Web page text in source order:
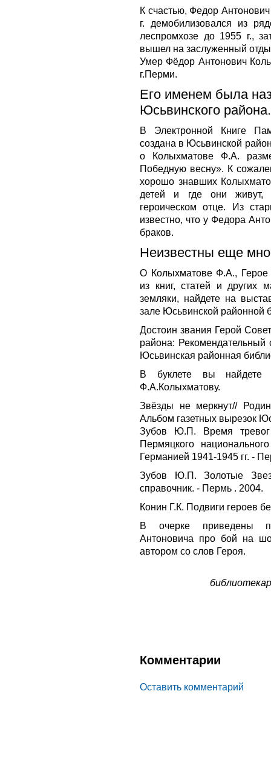
К счастью, Федор
г. демобилизовался из
леспромхозе до 1955 г.,
вышел на заслуженный
Умер Фёдор Антонович
г.Перми.
Его именем была
Юсьвинского района.
В Электронной Книге
создана в Юсьвинской
о Колыхматове Ф.А.
Победную весну». К
хорошо знавших
детей и где они живут,
героическом отце. Из
известно, что у Федора
браков.
Неизвестны еще
О Колыхматове Ф.А., Герое
из книг, статей и других
земляки, найдете на
зале Юсьвинской районной
Достоин звания Герой
района:
Юсьвинская районная
В буклете вы найдете
Ф.А.Колыхматову.
Звёзды не меркнут//
Альбом газетных вырезок
Зубов Ю.П. Время
Пермяцкого
Германией 1941-1945 гг. -
Зубов Ю.П. Золотые
справочник. - Пермь . 2004.
Конин Г.К. Подвиги героев
В очерке приведены
Антоновича про бой на
автором со слов Героя.
Комментарии
Оставить комментарий